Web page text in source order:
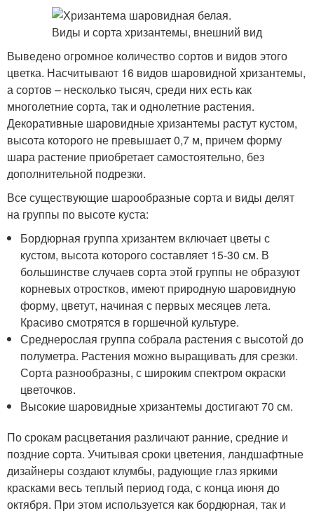
Выведено огромное количество сортов и видов этого
цветка. Насчитывают 16 видов шаровидной хризантемы,
а сортов – несколько тысяч, среди них есть как
многолетние сорта, так и однолетние растения.
Декоративные шаровидные хризантемы растут кустом,
высота которого не превышает 0,7 м, причем форму
шара растение приобретает самостоятельно, без
дополнительной подрезки.
Все существующие шарообразные сорта и виды делят
на группы по высоте куста:
Бордюрная группа хризантем включает цветы с
кустом, высота которого составляет 15-30 см. В
большинстве случаев сорта этой группы не образуют
корневых отростков, имеют природную шаровидную
форму, цветут, начиная с первых месяцев лета.
Красиво смотрятся в горшечной культуре.
Среднерослая группа собрала растения с высотой до
полуметра. Растения можно выращивать для срезки.
Сорта разнообразны, с широким спектром окраски
цветочков.
Высокие шаровидные хризантемы достигают 70 см.
По срокам расцветания различают ранние, средние и
поздние сорта. Учитывая сроки цветения, ландшафтные
дизайнеры создают клумбы, радующие глаз яркими
красками весь теплый период года, с конца июня до
октября. При этом используется как бордюрная, так и